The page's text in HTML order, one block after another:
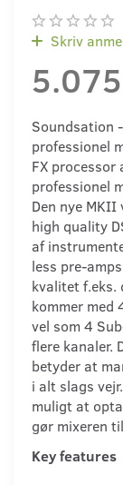
Skriv
Soundsation
professionel
FX processor
professionel
Den nye
high quality
af
less pre-
kvalitet f.eks.
kommer med
vel som 4
flere kanaler.
betyder at
i alt slags
muligt at
gør mixeren
Key features